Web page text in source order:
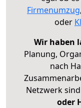
Firmenumzug,
oder
Wir haben
Planung,
nach
Netzwerk
oder